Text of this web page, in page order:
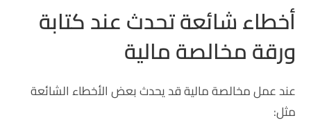
أخطاء شائعة تحدث عند كتابة
ورقة مخالصة مالية
عند عمل مخالصة مالية قد يحدث بعض الأخطاء الشائعة
مثل: